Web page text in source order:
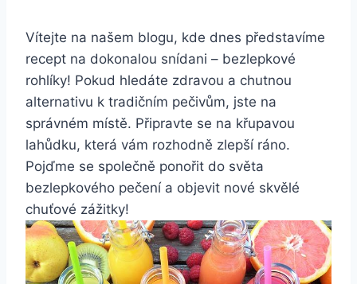
Vítejte na našem blogu, kde dnes představíme
recept na dokonalou snídani – bezlepkové
rohlíky! Pokud hledáte zdravou a chutnou
alternativu k tradičním pečivům, jste na
správném místě. Připravte se na křupavou
lahůdku, která vám rozhodně zlepší ráno.
Pojďme se společně ponořit do světa
bezlepkového pečení a objevit nové skvělé
chuťové zážitky!